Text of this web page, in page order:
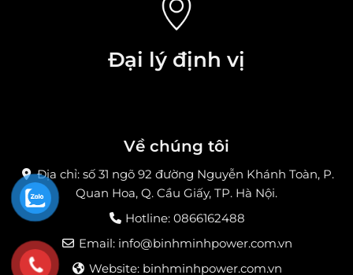
Đại lý định vị
Về chúng tôi
Địa chỉ: số 31 ngõ 92 đường Nguyễn Khánh Toàn, P.
Quan Hoa, Q. Cầu Giấy, TP. Hà Nội.
Hotline: 0866162488
Email: info@binhminhpower.com.vn
Website: binhminhpower.com.vn